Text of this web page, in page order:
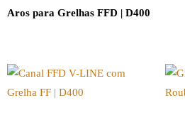
Aros para Grelhas FFD | D400